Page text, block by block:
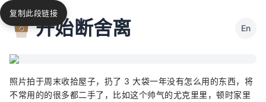
开始断舍离 En
照片拍于周末收拾屋子，扔了 3 大袋一年没有怎么用的东西，将
不常用的的很多都二手了，比如这个帅气的尤克里里，顿时家里
复制此段链接